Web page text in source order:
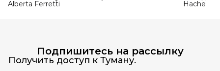
Alberta Ferretti Hache
Подпишитесь на рассылку
Получить доступ к Туману.